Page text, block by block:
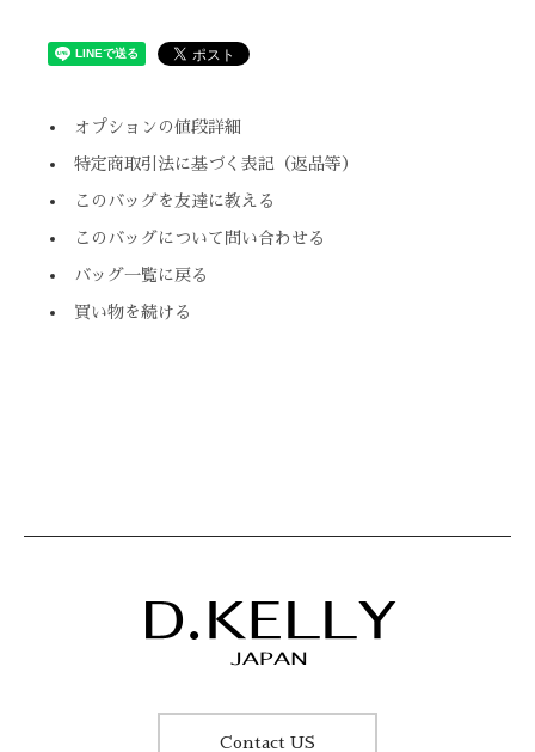
オプションの値段詳細
特定商取引法に基づく表記（返品等）
このバッグを友達に教える
このバッグについて問い合わせる
バッグ一覧に戻る
買い物を続ける
Contact US